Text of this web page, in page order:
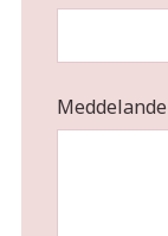
Meddelande